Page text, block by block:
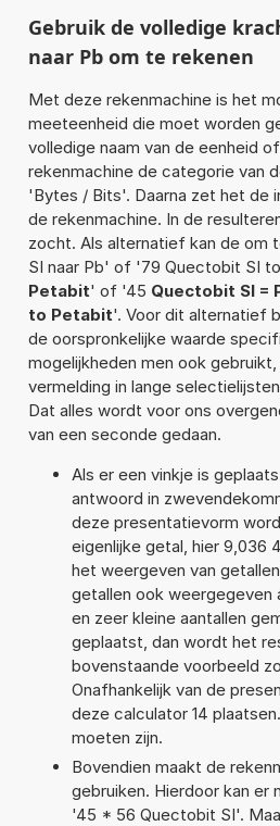
Gebruik de volledige
naar Pb om te rekenen
Met deze rekenmachine is het
meeteenheid die moet worden
volledige naam van de eenheid
rekenmachine de categorie van
'Bytes / Bits'. Daarna zet het de
de rekenmachine. In de
zocht. Als alternatief kan de om
SI naar Pb' of '79 Quectobit SI
Petabit' of '45 Quectobit SI =
to Petabit'. Voor dit alternatief
de oorspronkelijke waarde
mogelijkheden men ook
vermelding in lange
Dat alles wordt voor ons
van een seconde gedaan.
Als er een vinkje is
antwoord in
deze presentatievorm
eigenlijke getal, hier 9,036
het weergeven van
getallen ook weergegeven
en zeer kleine aantallen
geplaatst, dan wordt het
bovenstaande voorbeeld
Onafhankelijk van de
deze calculator 14
moeten zijn.
Bovendien maakt de
gebruiken. Hierdoor kan er
'45 * 56 Quectobit SI'.